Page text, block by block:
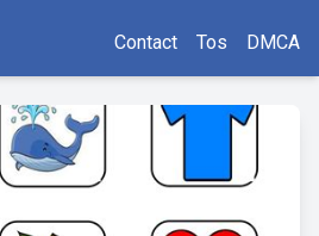
Contact Tos DMCA